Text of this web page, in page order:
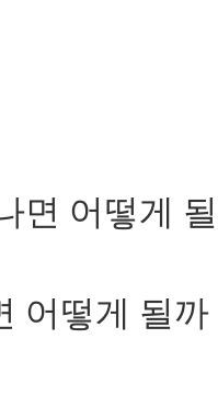
면 어떻게 될
어떻게 될까